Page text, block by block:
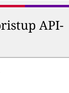
API-